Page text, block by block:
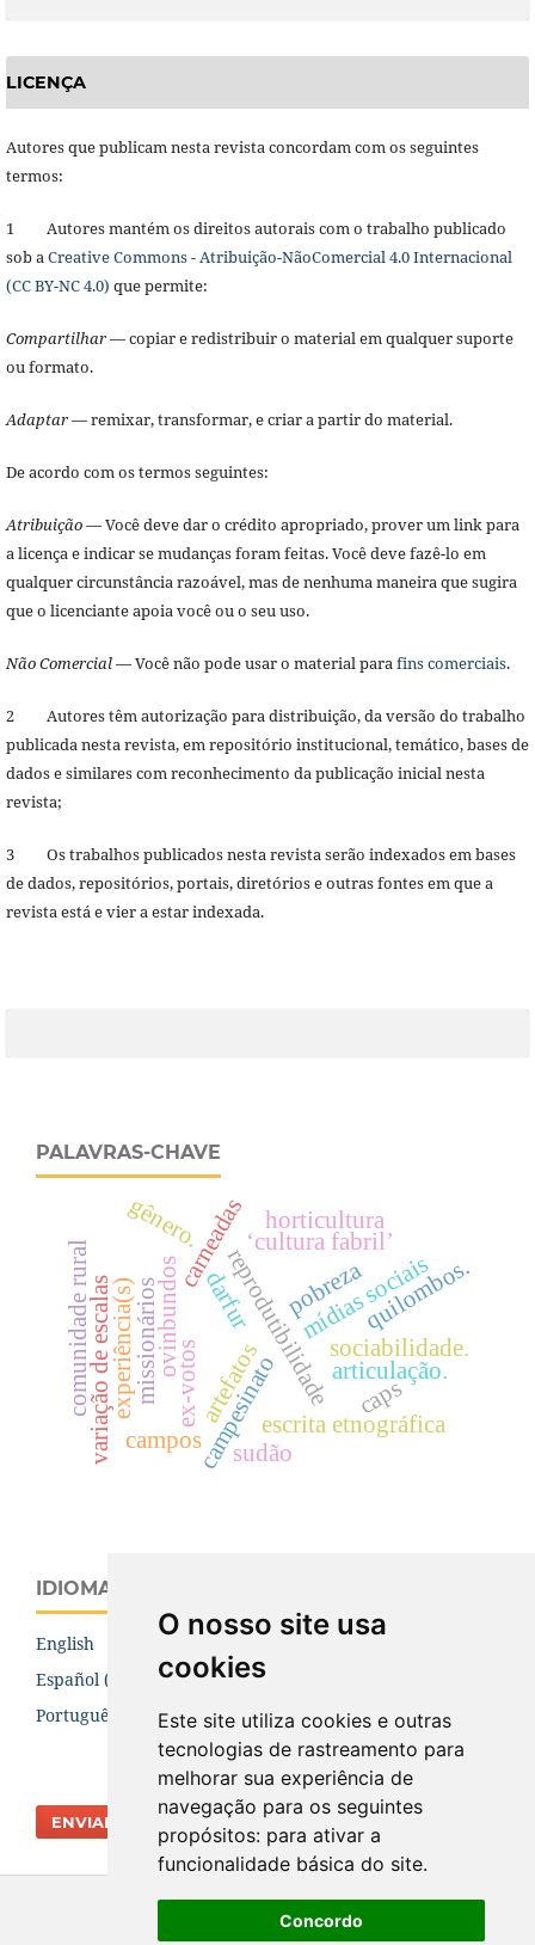
O nosso site usa
cookies
Este site utiliza cookies e outras
tecnologias de rastreamento para
melhorar sua experiência de
navegação para os seguintes
propósitos: para ativar a
funcionalidade básica do site.
Concordo
LICENÇA
Autores que publicam nesta revista concordam com os seguintes
termos:
1 Autores mantém os direitos autorais com o trabalho publicado
sob aCreative Commons - Atribuição-NãoComercial 4.0 Internacional
(CC BY-NC 4.0) que permite:
Compartilhar— copiar e redistribuir o material em qualquer suporte
ou formato.
Adaptar— remixar, transformar, e criar a partir do material.
De acordo com os termos seguintes:
Atribuição— Você deve dar o crédito apropriado, prover um link para
a licença e indicar se mudanças foram feitas. Você deve fazê-lo em
qualquer circunstância razoável, mas de nenhuma maneira que sugira
que o licenciante apoia você ou o seu uso.
Não Comercial— Você não pode usar o material parafins comerciais.
2 Autores têm autorização para distribuição, da versão do trabalho
publicada nesta revista, em repositório institucional, temático, bases de
dados e similares com reconhecimento da publicação inicial nesta
revista;
3 Os trabalhos publicados nesta revista serão indexados em bases
de dados, repositórios, portais, diretórios e outras fontes em que a
revista está e vier a estar indexada.
PALAVRAS-CHAVE
mídias sociais
reprodutibilidade
ovinbundos
missionários sociabilidade.
campesinato
carneadas
escrita etnográfica
ex-votos
sudão
experiência(s)
‘cultura fabril’
variação de escalas articulação.
campos
darfur
comunidade rural pobreza
gênero. horticultura
quilombos.
artefatos caps
IDIOMA
English
Español (España)
Português (Brasil)
ENVIAR SUBMISSÃO